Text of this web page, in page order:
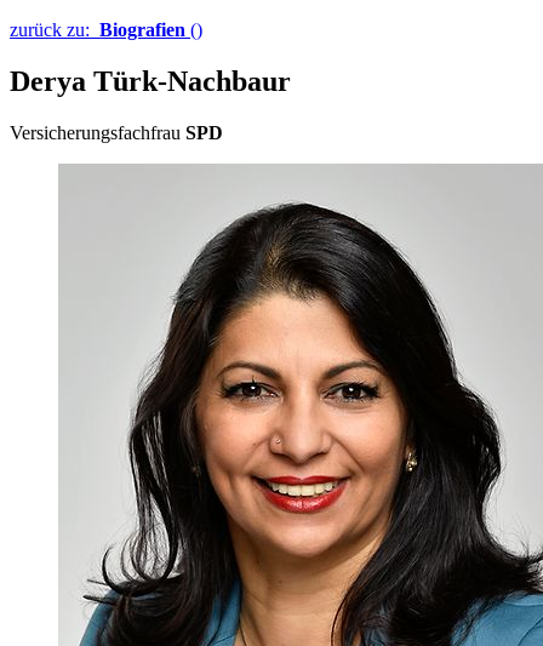
zurück zu: Biografien ()
Derya Türk-Nachbaur
Versicherungsfachfrau SPD